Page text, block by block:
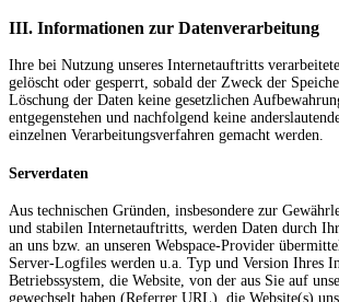
III. Informationen zur Datenverarbeitung
Ihre bei Nutzung unseres Internetauftritts
gelöscht oder gesperrt, sobald der Zweck der
Löschung der Daten keine gesetzlichen
entgegenstehen und nachfolgend keine
einzelnen Verarbeitungsverfahren gemacht werden.
Serverdaten
Aus technischen Gründen, insbesondere zur
und stabilen Internetauftritts, werden Daten durch
an uns bzw. an unseren Webspace-Provider
Server-Logfiles werden u.a. Typ und Version Ihres
Betriebssystem, die Website, von der aus Sie auf
gewechselt haben (Referrer URL), die Website(s)